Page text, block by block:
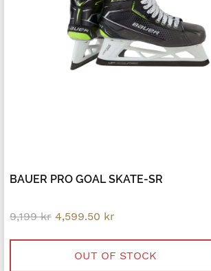
BAUER PRO GOAL SKATE-SR
9,199kr Original
was:
9,199 kr.
4,599.50 kr
is:
4,599.50 kr.
OUT OF STOCK